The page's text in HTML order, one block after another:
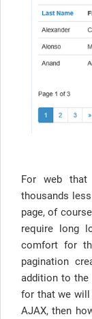
For web that
thousands
page, of
require long
comfort for
pagination
addition to the
for that we will
AJAX, then